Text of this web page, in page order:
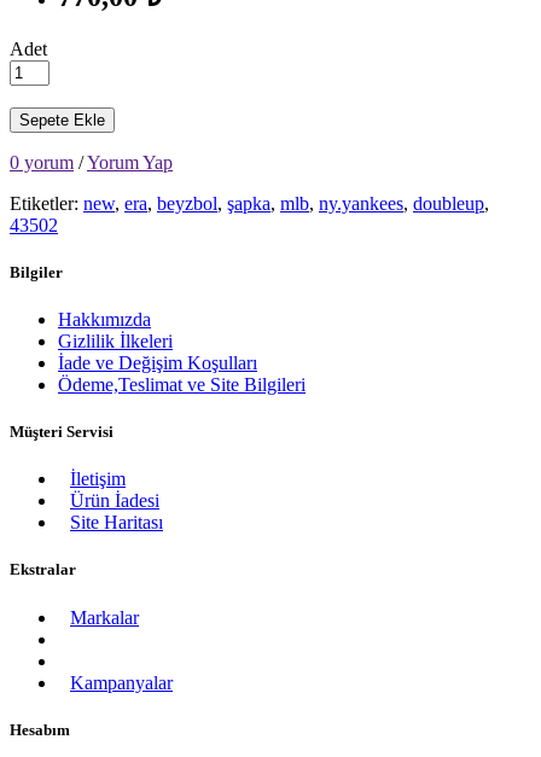
Adet
Sepete Ekle
0 yorum /Yorum Yap
Etiketler: new, era, beyzbol, şapka, mlb, ny.yankees, doubleup,
43502
Bilgiler
Hakkımızda
Gizlilik İlkeleri
İade ve Değişim Koşulları
Ödeme,Teslimat ve Site Bilgileri
Müşteri Servisi
İletişim
Ürün İadesi
Site Haritası
Ekstralar
Markalar
Kampanyalar
Hesabım